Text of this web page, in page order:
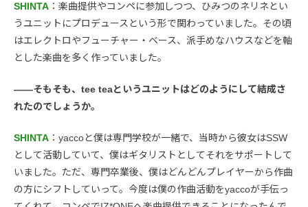
SHINTA ：楽曲提供やコンペに参加しつつ、ひみつのネリネとい
うユニットにプロデュースという形で関わっていました。その頃
はエレクトロやフューチャー・ベース、派手めなハウスなどを軸
とした楽曲を多く作っていました。
――そもそも、tee teaというユニットはどのようにして結成さ
れたのでしょうか。
SHINTA ：yaccoと僕は専門学校が一緒で、当時から彼女はSSW
として活動していて、僕はギタリストとしてそれをサポートして
いました。ただ、専門卒業後、僕はどんどんプレイヤーから作曲
の方にシフトしていって。今度は僕の作曲活動をyaccoが手伝っ